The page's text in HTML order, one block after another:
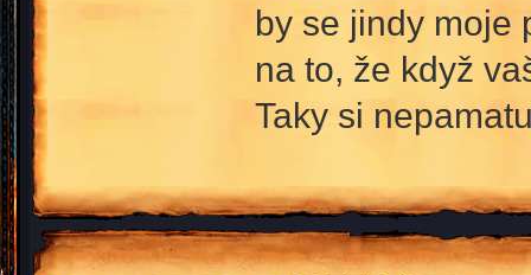
by se jindy moje
na to, že když
Taky si